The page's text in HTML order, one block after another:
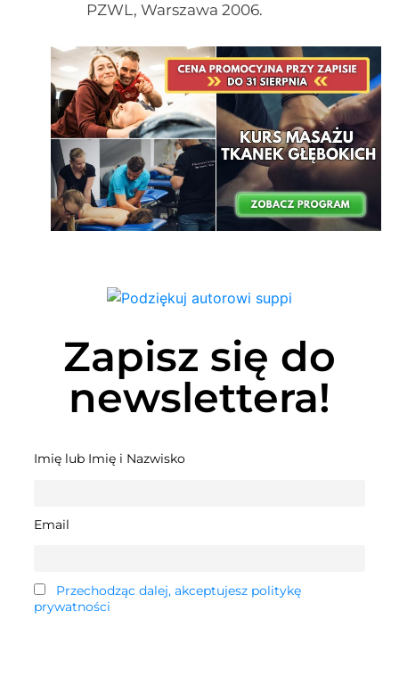
PZWL, Warszawa 2006.
Zapisz się do
newslettera!
Imię lub Imię i Nazwisko
Email
Przechodząc dalej, akceptujesz politykę
prywatności